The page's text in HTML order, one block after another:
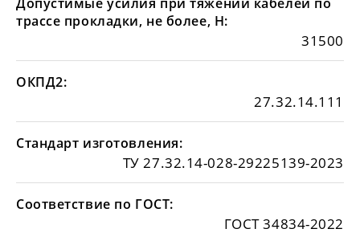
трассе прокладки, не более, Н:
31500
ОКПД2:
27.32.14.111
Стандарт изготовления:
ТУ 27.32.14-028-29225139-2023
Соответствие по ГОСТ:
ГОСТ 34834-2022